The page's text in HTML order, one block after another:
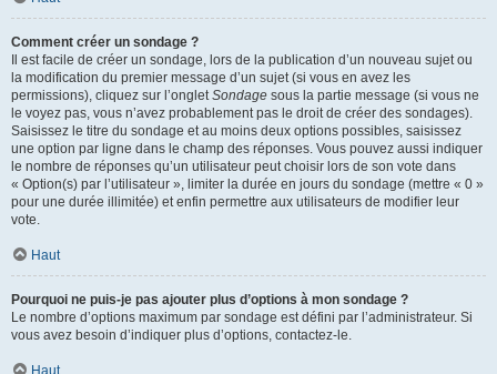
Comment créer un sondage ?
Il est facile de créer un sondage, lors de la publication d’un nouveau sujet ou
la modification du premier message d’un sujet (si vous en avez les
permissions), cliquez sur l’ongletSondage sous la partie message (si vous ne
le voyez pas, vous n’avez probablement pas le droit de créer des sondages).
Saisissez le titre du sondage et au moins deux options possibles, saisissez
une option par ligne dans le champ des réponses. Vous pouvez aussi indiquer
le nombre de réponses qu’un utilisateur peut choisir lors de son vote dans
« Option(s) par l’utilisateur », limiter la durée en jours du sondage (mettre « 0 »
pour une durée illimitée) et enfin permettre aux utilisateurs de modifier leur
vote.
Haut
Pourquoi ne puis-je pas ajouter plus d’options à mon sondage ?
Le nombre d’options maximum par sondage est défini par l’administrateur. Si
vous avez besoin d’indiquer plus d’options, contactez-le.
Haut